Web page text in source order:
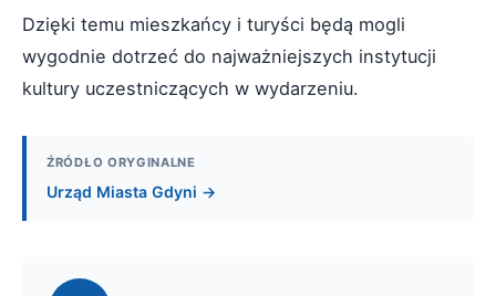
Dzięki temu mieszkańcy i turyści będą mogli
wygodnie dotrzeć do najważniejszych instytucji
kultury uczestniczących w wydarzeniu.
ŹRÓDŁO ORYGINALNE
Urząd Miasta Gdyni →